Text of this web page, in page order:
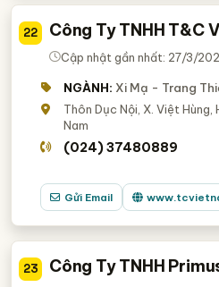
22 Công Ty TNHH T&C
Cập nhật gần nhất: 27/3/
NGÀNH: Xi Mạ - Trang
Thôn Dục Nội, X. Việt Hùng,
Nam
(024) 37480889
Gửi Email
23 Công Ty TNHH